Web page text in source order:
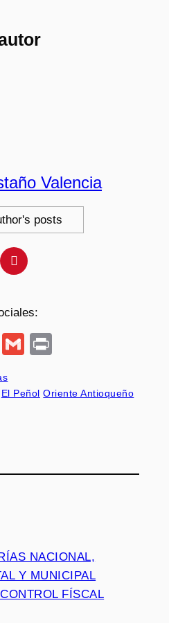
Valencia
posts
GmailPrint
El Peñol Oriente Antioqueño
NACIONAL,
Y MUNICIPAL
FÍSCAL